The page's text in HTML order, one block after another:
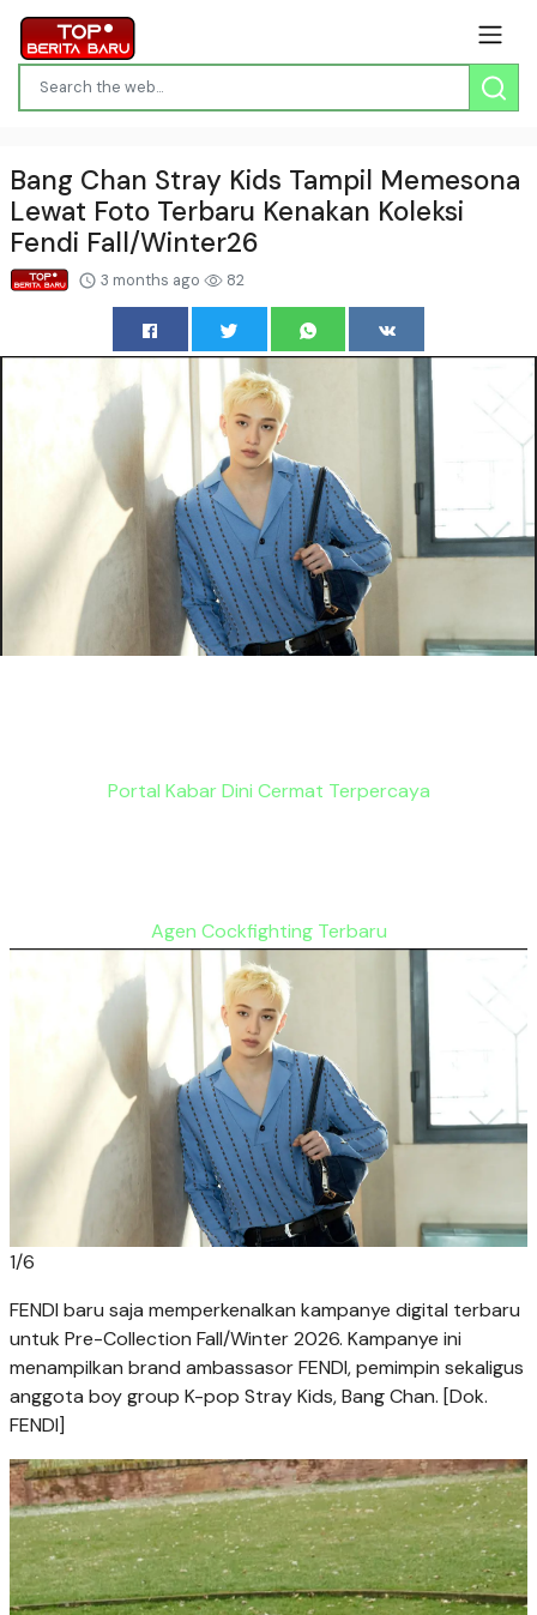
Bang Chan Stray Kids Tampil Memesona
Lewat Foto Terbaru Kenakan Koleksi
Fendi Fall/Winter26
3 months ago 82
Portal Kabar Dini Cermat Terpercaya
Agen Cockfighting Terbaru
1/6
FENDI baru saja memperkenalkan kampanye digital terbaru
untuk Pre-Collection Fall/Winter 2026. Kampanye ini
menampilkan brand ambassasor FENDI, pemimpin sekaligus
anggota boy group K-pop Stray Kids, Bang Chan. [Dok.
FENDI]